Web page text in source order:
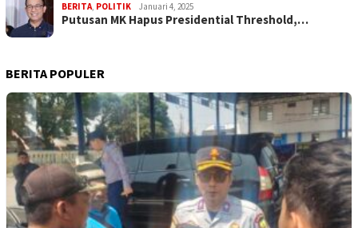
BERITA, POLITIK Januari 4, 2025
Putusan MK Hapus Presidential Threshold,…
BERITA POPULER